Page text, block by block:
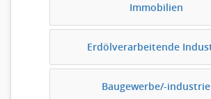
Immobilien
Erdölverarbeitende
Baugewerbe/-industrie